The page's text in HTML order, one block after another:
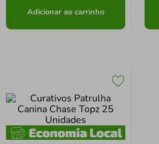
Adicionar ao carrinho